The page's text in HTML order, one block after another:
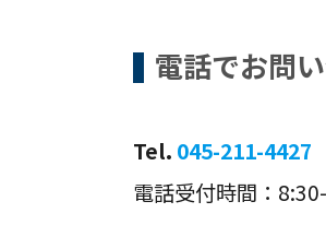
電話でお問
Tel. 045-211-4427
電話受付時間：